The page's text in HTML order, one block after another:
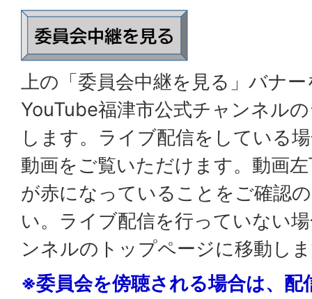
上の「委員会中継を見る」バナ
YouTube福津市公式チャンネル
します。ライブ配信をしている
動画をご覧いただけます。動画
が赤になっていることをご確認
い。ライブ配信を行っていない
ンネルのトップページに移動し
※委員会を傍聴される場合は、配